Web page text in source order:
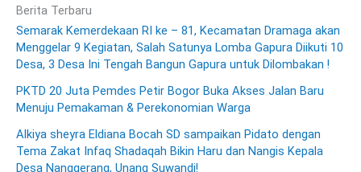
Berita Terbaru
Semarak Kemerdekaan RI ke – 81, Kecamatan Dramaga akan
Menggelar 9 Kegiatan, Salah Satunya Lomba Gapura Diikuti 10
Desa, 3 Desa Ini Tengah Bangun Gapura untuk Dilombakan !
PKTD 20 Juta Pemdes Petir Bogor Buka Akses Jalan Baru
Menuju Pemakaman & Perekonomian Warga
Alkiya sheyra Eldiana Bocah SD sampaikan Pidato dengan
Tema Zakat Infaq Shadaqah Bikin Haru dan Nangis Kepala
Desa Nanggerang, Unang Suwandi!